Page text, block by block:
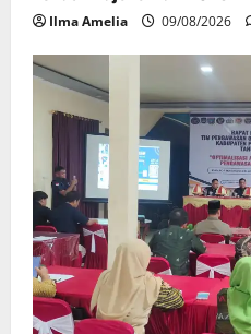
Ilma Amelia 09/08/2026